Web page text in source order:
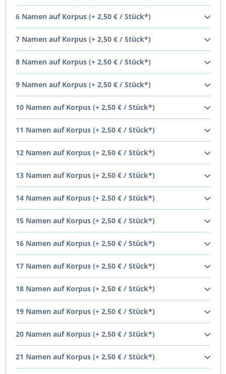
6 Namen auf Korpus (+ 2,50 € / Stück*)
7 Namen auf Korpus (+ 2,50 € / Stück*)
8 Namen auf Korpus (+ 2,50 € / Stück*)
9 Namen auf Korpus (+ 2,50 € / Stück*)
10 Namen auf Korpus (+ 2,50 € / Stück*)
11 Namen auf Korpus (+ 2,50 € / Stück*)
12 Namen auf Korpus (+ 2,50 € / Stück*)
13 Namen auf Korpus (+ 2,50 € / Stück*)
14 Namen auf Korpus (+ 2,50 € / Stück*)
15 Namen auf Korpus (+ 2,50 € / Stück*)
16 Namen auf Korpus (+ 2,50 € / Stück*)
17 Namen auf Korpus (+ 2,50 € / Stück*)
18 Namen auf Korpus (+ 2,50 € / Stück*)
19 Namen auf Korpus (+ 2,50 € / Stück*)
20 Namen auf Korpus (+ 2,50 € / Stück*)
21 Namen auf Korpus (+ 2,50 € / Stück*)